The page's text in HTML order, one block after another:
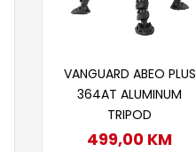
VANGUARD ABEO PLUS
364AT ALUMINUM
TRIPOD
499,00 KM